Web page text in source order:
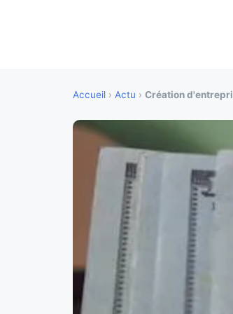
Accueil › Actu › Création